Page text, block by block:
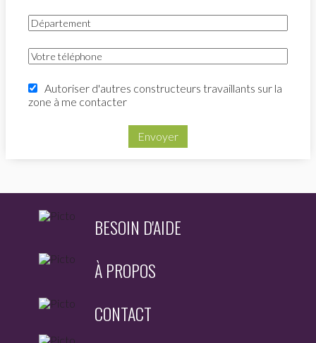
Autoriser d'autres constructeurs travaillants sur la
zone à me contacter
Envoyer
BESOIN D'AIDE
À PROPOS
CONTACT